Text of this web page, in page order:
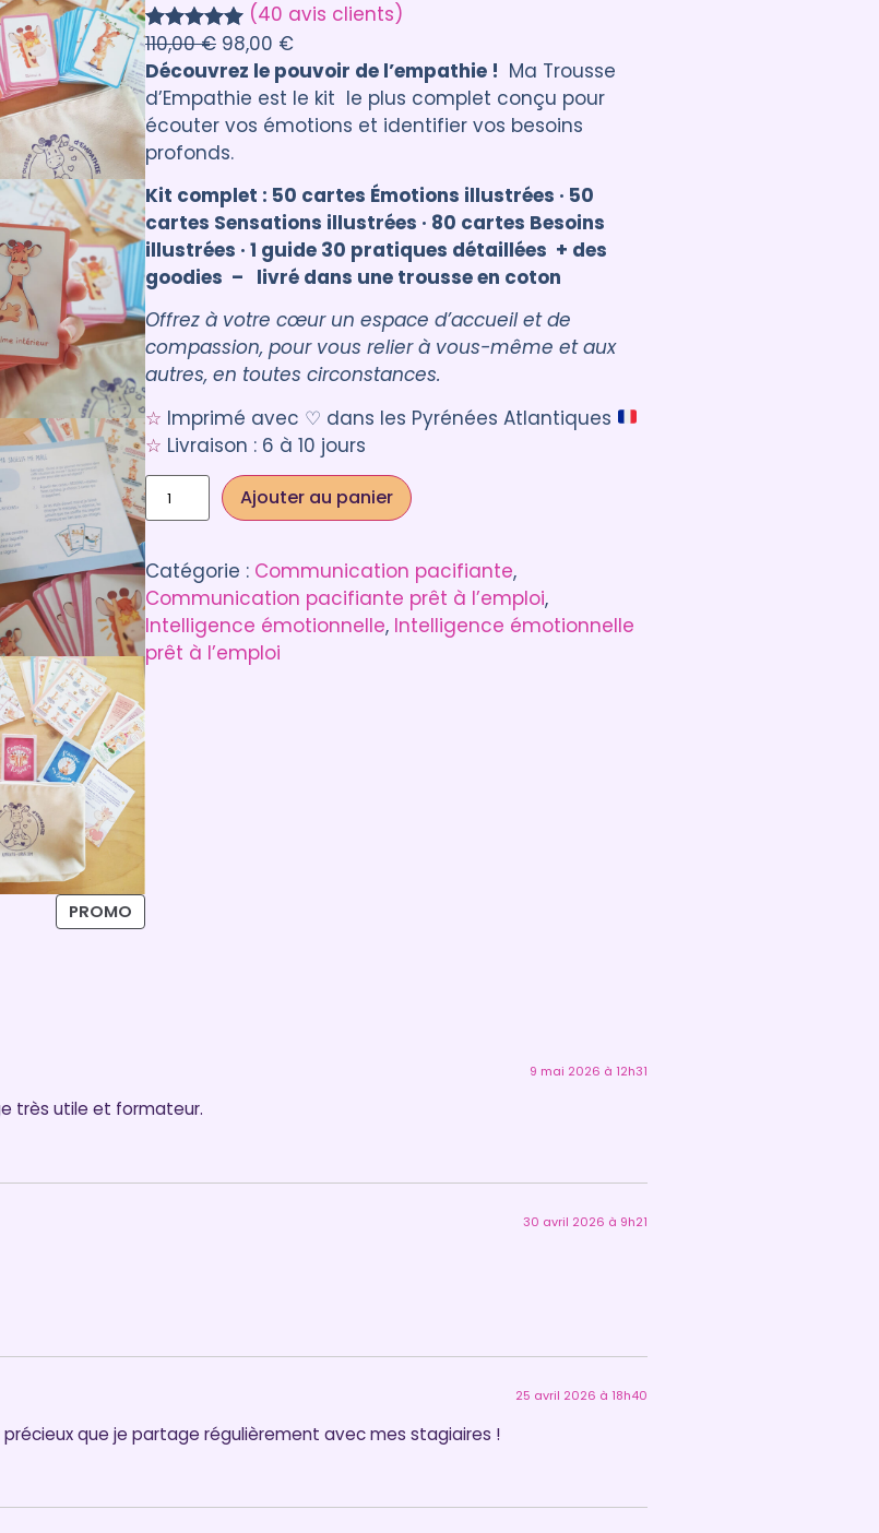
PROMO
Noté5.00
sur 5
basé sur
40
notations
client
(40 avis clients)
110,00€ 98,00 €
Découvrez le pouvoir de l’empathie ! Ma Trousse
d’Empathie est le kit le plus complet conçu pour
écouter vos émotions et identifier vos besoins
profonds.
Kit complet : 50 cartes Émotions illustrées · 50
cartes Sensations illustrées · 80 cartes Besoins
illustrées · 1 guide 30 pratiques détaillées + des
goodies – livré dans une trousse en coton
Offrez à votre cœur un espace d’accueil et de
compassion, pour vous relier à vous-même et aux
autres, en toutes circonstances.
☆ Imprimé avec ♡ dans les Pyrénées Atlantiques
☆ Livraison : 6 à 10 jours
Ajouter au panier
Catégorie : Communication pacifiante
Communication pacifiante prêt à l’emploi
Intelligence émotionnelle, Intelligence émotionnelle
prêt à l’emploi
pas à laisser un commentaire :)
9 mai 2026 à 12h31
très utile et formateur.
30 avril 2026 à 9h21
25 avril 2026 à 18h40
que je partage régulièrement avec mes stagiaires !